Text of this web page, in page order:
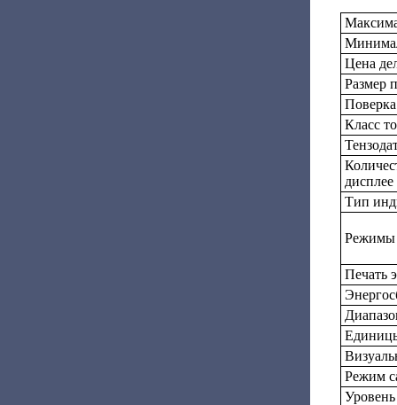
Цена
Размер
Поверка
Класс
дисплее
Тип
Режимы
Печать
Режим
Уровень